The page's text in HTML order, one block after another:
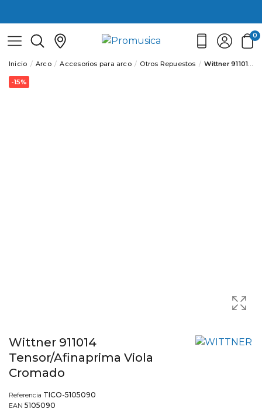
0
Inicio Arco Accesorios para arco Otros Repuestos Wittner 911014 Tensor/Afinaprima Viola Cromado
-15%
Wittner 911014
Tensor/Afinaprima Viola
Cromado
Referencia TICO-5105090
EAN 5105090